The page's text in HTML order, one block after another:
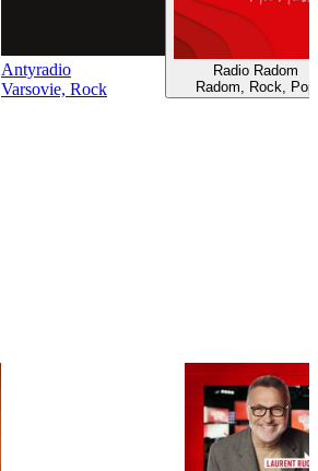
Antyradio
Varsovie, Rock
Radio Radom
Radom, Rock, Pop